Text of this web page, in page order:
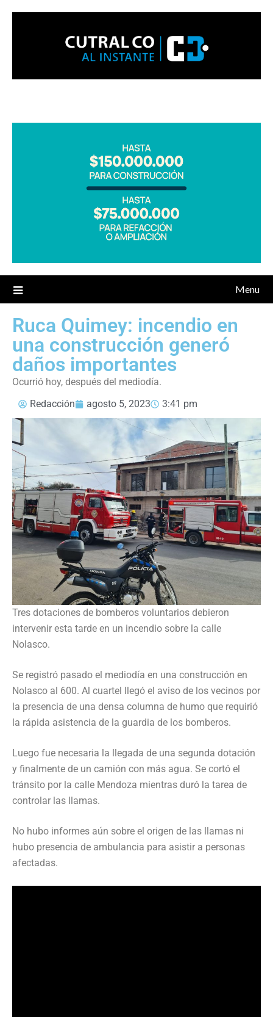
Menu
Ruca Quimey: incendio en
una construcción generó
daños importantes
Ocurrió hoy, después del mediodía.
Redacción
agosto 5, 2023 3:41 pm
Tres dotaciones de bomberos voluntarios debieron
intervenir esta tarde en un incendio sobre la calle
Nolasco.
Se registró pasado el mediodía en una construcción en
Nolasco al 600. Al cuartel llegó el aviso de los vecinos por
la presencia de una densa columna de humo que requirió
la rápida asistencia de la guardia de los bomberos.
Luego fue necesaria la llegada de una segunda dotación
y finalmente de un camión con más agua. Se cortó el
tránsito por la calle Mendoza mientras duró la tarea de
controlar las llamas.
No hubo informes aún sobre el origen de las llamas ni
hubo presencia de ambulancia para asistir a personas
afectadas.